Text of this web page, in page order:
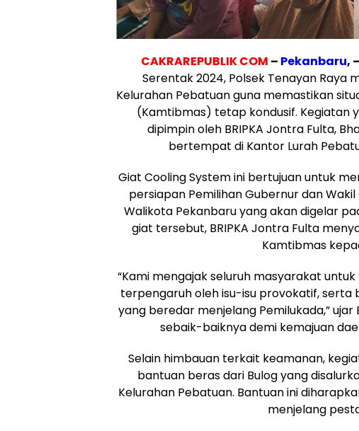
CAKRAREPUBLIK COM – Pekanbaru,
Serentak 2024, Polsek Tenayan Raya
Kelurahan Pebatuan guna memastikan
(Kamtibmas) tetap kondusif. Kegiatan
dipimpin oleh BRIPKA Jontra Fulta,
bertempat di Kantor Lurah
Giat Cooling System ini bertujuan untuk
persiapan Pemilihan Gubernur dan
Walikota Pekanbaru yang akan digelar
giat tersebut, BRIPKA Jontra Fulta
Kamtibmas
“Kami mengajak seluruh masyarakat
terpengaruh oleh isu-isu provokatif,
yang beredar menjelang Pemilukada,” ujar
sebaik-baiknya demi kemajuan
Selain himbauan terkait keamanan,
bantuan beras dari Bulog yang
Kelurahan Pebatuan. Bantuan ini
menjelang